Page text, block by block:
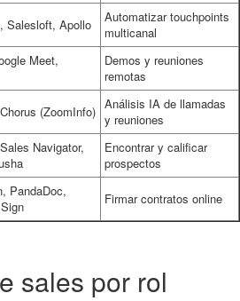
Salesloft, Apollo
Automatizar touchpoints
multicanal
Meet,
Demos y reuniones
remotas
(ZoomInfo) Análisis IA de llamadas
y reuniones
Navigator,
Encontrar y calificar
prospectos
PandaDoc,
Firmar contratos online
sales por rol